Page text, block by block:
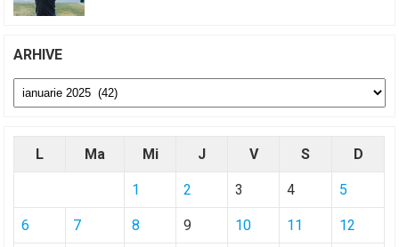
ARHIVE
Arhive
L Ma Mi J V S D
1 2 3 4 5
6 7 8 9 10 11 12